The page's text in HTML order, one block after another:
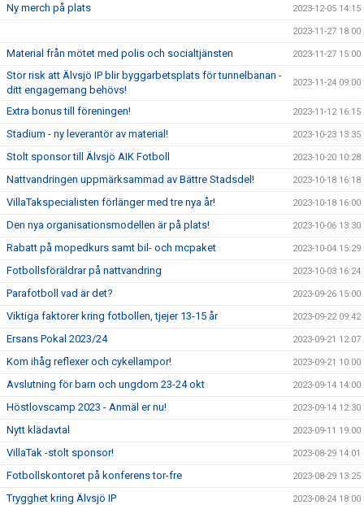
Ny merch på plats 2023-12-05 14:15
2023-11-27 18:00
Material från mötet med polis och socialtjänsten 2023-11-27 15:00
Stor risk att Älvsjö IP blir byggarbetsplats för tunnelbanan -
ditt engagemang behövs!
2023-11-24 09:00
Extra bonus till föreningen! 2023-11-12 16:15
Stadium - ny leverantör av material! 2023-10-23 13:35
Stolt sponsor till Älvsjö AIK Fotboll 2023-10-20 10:28
Nattvandringen uppmärksammad av Bättre Stadsdel! 2023-10-18 16:18
VillaTakspecialisten förlänger med tre nya år! 2023-10-18 16:00
Den nya organisationsmodellen är på plats! 2023-10-06 13:30
Rabatt på mopedkurs samt bil- och mcpaket 2023-10-04 15:29
Fotbollsföräldrar på nattvandring 2023-10-03 16:24
Parafotboll vad är det? 2023-09-26 15:00
Viktiga faktorer kring fotbollen, tjejer 13-15 år 2023-09-22 09:42
Ersans Pokal 2023/24 2023-09-21 12:07
Kom ihåg reflexer och cykellampor! 2023-09-21 10:00
Avslutning för barn och ungdom 23-24 okt 2023-09-14 14:00
Höstlovscamp 2023 - Anmäl er nu! 2023-09-14 12:30
Nytt klädavtal 2023-09-11 19:00
VillaTak -stolt sponsor! 2023-08-29 14:01
Fotbollskontoret på konferens tor-fre 2023-08-29 13:25
Trygghet kring Älvsjö IP 2023-08-24 18:00